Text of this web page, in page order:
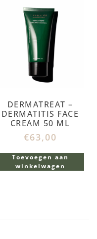
DERMATREAT –
DERMATITIS FACE
CREAM 50 ML
€63,00
Toevoegen aan
winkelwagen